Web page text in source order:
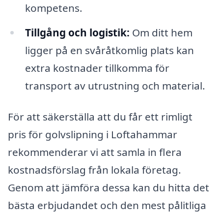
kompetens.
Tillgång och logistik: Om ditt hem
ligger på en svåråtkomlig plats kan
extra kostnader tillkomma för
transport av utrustning och material.
För att säkerställa att du får ett rimligt
pris för golvslipning i Loftahammar
rekommenderar vi att samla in flera
kostnadsförslag från lokala företag.
Genom att jämföra dessa kan du hitta det
bästa erbjudandet och den mest pålitliga